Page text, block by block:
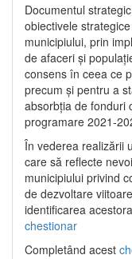
Documentul
obiectivele
municipiului, prin
de afaceri și
consens în ceea ce
precum și pentru a
absorbția de fonduri
programare 2021-
În vederea realizării
care să reflecte
municipiului privind
de dezvoltare
identificarea
chestionar
Completând acest